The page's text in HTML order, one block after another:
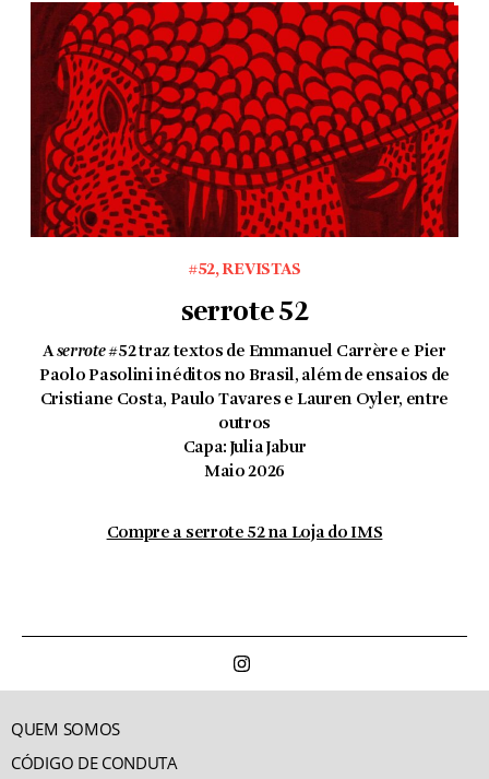
#52,REVISTAS
serrote 52
Aserrote#52 traz textos de Emmanuel Carrère e Pier
Paolo Pasolini inéditos no Brasil, além de ensaios de
Cristiane Costa, Paulo Tavares e Lauren Oyler, entre
outros
Capa: Julia Jabur
Maio 2026
Compre a serrote 52 na Loja do IMS
QUEM SOMOS
CÓDIGO DE CONDUTA